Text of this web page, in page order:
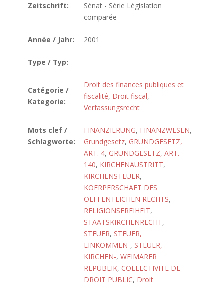
Zeitschrift:
Sénat - Série Législation
comparée
Année / Jahr: 2001
Type / Typ:
Catégorie /
Kategorie:
Droit des finances publiques et
fiscalité, Droit fiscal,
Verfassungsrecht
Mots clef /
Schlagworte:
FINANZIERUNG, FINANZWESEN,
Grundgesetz, GRUNDGESETZ,
ART. 4, GRUNDGESETZ, ART.
140, KIRCHENAUSTRITT,
KIRCHENSTEUER,
KOERPERSCHAFT DES
OEFFENTLICHEN RECHTS,
RELIGIONSFREIHEIT,
STAATSKIRCHENRECHT,
STEUER, STEUER,
EINKOMMEN-, STEUER,
KIRCHEN-, WEIMARER
REPUBLIK, COLLECTIVITE DE
DROIT PUBLIC, Droit